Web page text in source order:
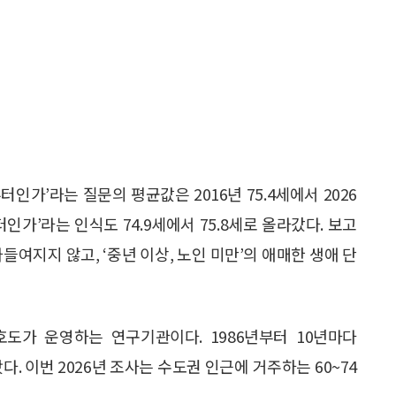
인가’라는 질문의 평균값은 2016년 75.4세에서 2026
가’라는 인식도 74.9세에서 75.8세로 올라갔다. 보고
여지지 않고, ‘중년 이상, 노인 미만’의 애매한 생애 단
가 운영하는 연구기관이다. 1986년부터 10년마다
. 이번 2026년 조사는 수도권 인근에 거주하는 60~74